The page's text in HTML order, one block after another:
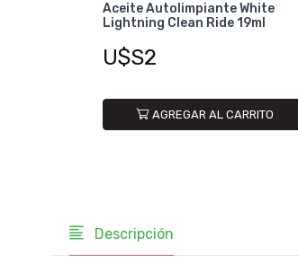
Aceite Autolimpiante White
Lightning Clean Ride 19ml
U$S2
AGREGAR AL CARRITO
Descripción